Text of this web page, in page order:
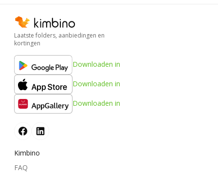
Laatste folders, aanbiedingen en
kortingen
Downloaden in
Downloaden in
Downloaden in
Kimbino
FAQ